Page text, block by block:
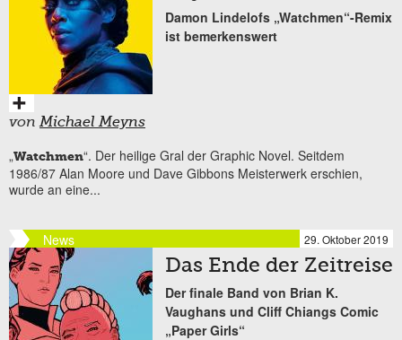
Damon Lindelofs „Watchmen“-Remix
ist bemerkenswert
vonMichael Meyns
„Watchmen“. Der heilige Gral der Graphic Novel. Seitdem
1986/87 Alan Moore und Dave Gibbons Meisterwerk erschien,
wurde an eine...
News 29. Oktober 2019
Das Ende der Zeitreise
Der finale Band von Brian K.
Vaughans und Cliff Chiangs Comic
„Paper Girls“